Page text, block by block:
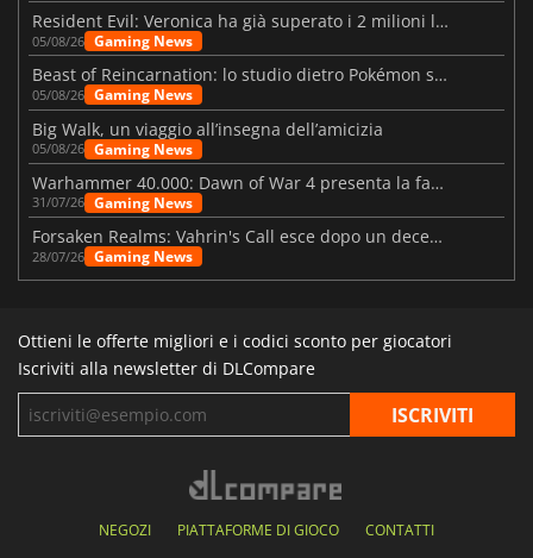
Resident Evil: Veronica ha già superato i 2 milioni liste dei desideri
05/08/26 Gaming News
Beast of Reincarnation: lo studio dietro Pokémon su una nuova strada
05/08/26 Gaming News
Big Walk, un viaggio all’insegna dell’amicizia
05/08/26 Gaming News
Warhammer 40.000: Dawn of War 4 presenta la fazione dei Necron
31/07/26 Gaming News
Forsaken Realms: Vahrin's Call esce dopo un decennio di sviluppo
28/07/26 Gaming News
Ottieni le offerte migliori e i codici sconto per giocatori
Iscriviti alla newsletter di DLCompare
NEGOZI PIATTAFORME DI GIOCO CONTATTI